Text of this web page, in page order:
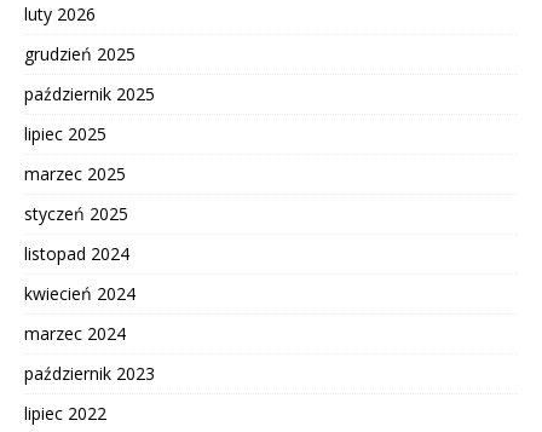
luty 2026
grudzień 2025
październik 2025
lipiec 2025
marzec 2025
styczeń 2025
listopad 2024
kwiecień 2024
marzec 2024
październik 2023
lipiec 2022